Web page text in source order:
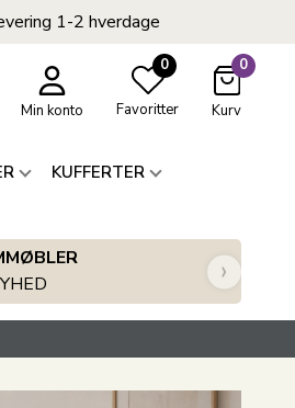
1-2 hverdage
Min konto
0
Favoritter
0
Kurv
KUFFERTER
›